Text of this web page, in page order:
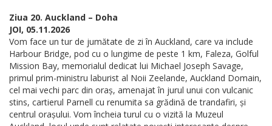
Ziua 20. Auckland – Doha
JOI, 05.11.2026
Vom face un tur de jumătate de zi în Auckland, care va include
Harbour Bridge, pod cu o lungime de peste 1 km, Faleza, Golful
Mission Bay, memorialul dedicat lui Michael Joseph Savage,
primul prim-ministru laburist al Noii Zeelande, Auckland Domain,
cel mai vechi parc din oraș, amenajat în jurul unui con vulcanic
stins, cartierul Parnell cu renumita sa grădină de trandafiri, și
centrul orașului. Vom încheia turul cu o vizită la Muzeul